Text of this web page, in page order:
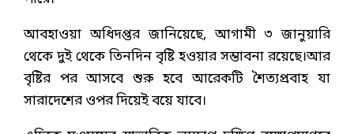
আবহাওয়া অধিদপ্তর জানিয়েছে, আগামী ৩ জানুয়ারি
থেকে দুই থেকে তিনদিন বৃষ্টি হওয়ার সম্ভাবনা রয়েছে।আর
বৃষ্টির পর আসবে শুরু হবে আরেকটি শৈত্যপ্রবাহ যা
সারাদেশের ওপর দিয়েই বয়ে যাবে।